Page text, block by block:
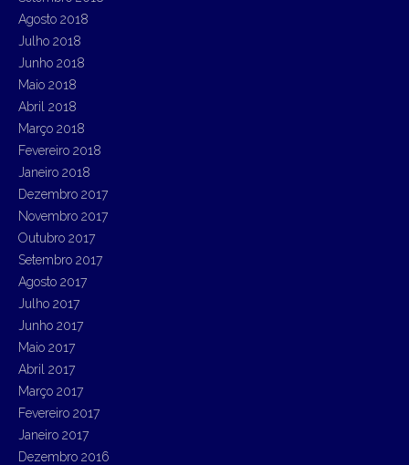
Agosto 2018
Julho 2018
Junho 2018
Maio 2018
Abril 2018
Março 2018
Fevereiro 2018
Janeiro 2018
Dezembro 2017
Novembro 2017
Outubro 2017
Setembro 2017
Agosto 2017
Julho 2017
Junho 2017
Maio 2017
Abril 2017
Março 2017
Fevereiro 2017
Janeiro 2017
Dezembro 2016